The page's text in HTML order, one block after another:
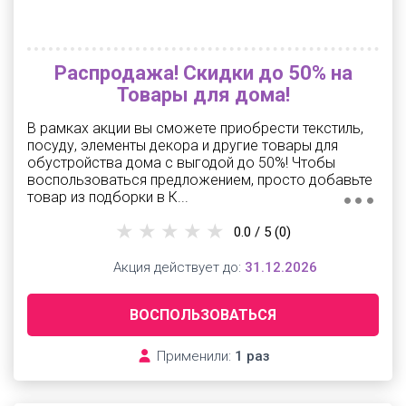
Распродажа! Скидки до 50% на
Товары для дома!
В рамках акции вы сможете приобрести текстиль,
посуду, элементы декора и другие товары для
обустройства дома с выгодой до 50%! Чтобы
воспользоваться предложением, просто добавьте
товар из подборки в К...
ВОСПОЛЬЗОВАТЬСЯ
Применили: 1 раз
0.0 / 5 (0)
Акция действует до: 31.12.2026